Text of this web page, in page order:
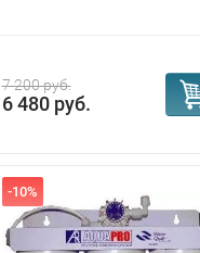
7 200 руб.
6 480 руб.
-10%